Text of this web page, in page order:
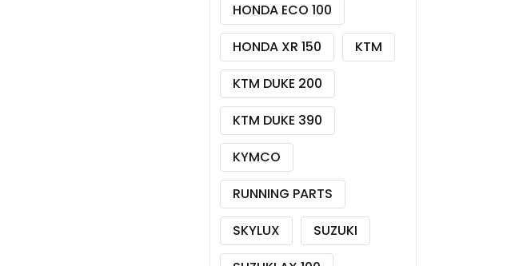
HONDA ECO 100
HONDA XR 150
KTM
KTM DUKE 200
KTM DUKE 390
KYMCO
RUNNING PARTS
SKYLUX
SUZUKI